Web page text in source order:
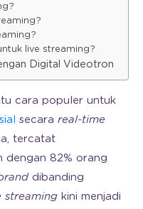
live streaming?
Digital Videotron
cara populer untuk
secara real-time
tercatat
dengan 82% orang
dibanding
streaming kini menjadi